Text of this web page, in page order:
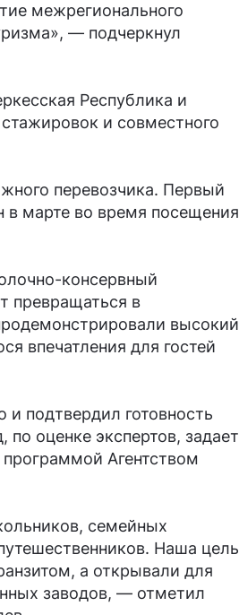
межрегионального
— подчеркнул
Республика и
и совместного
перевозчика. Первый
в марте во время посещения
консервный
превращаться в
высокий
впечатления для гостей
подтвердил готовность
оценке экспертов, задает
Агентством
семейных
Наша цель
а открывали для
заводов, — отметил